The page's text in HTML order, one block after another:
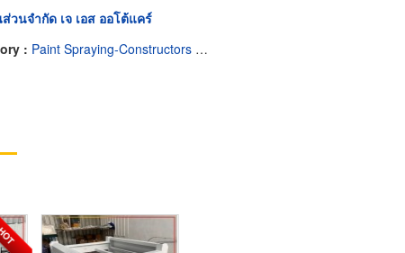
วนจำกัด เจ เอส ออโต้แคร์
: Paint Spraying-Constructors & Designers
HOT